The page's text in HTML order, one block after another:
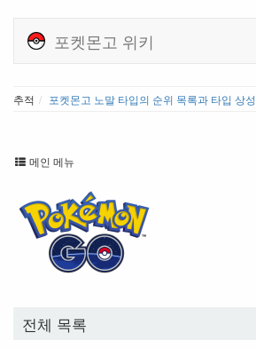
포켓몬고 위키
추적 포켓몬고 노말 타입의 순위 목록과 타입 상성
메인 메뉴
전체 목록